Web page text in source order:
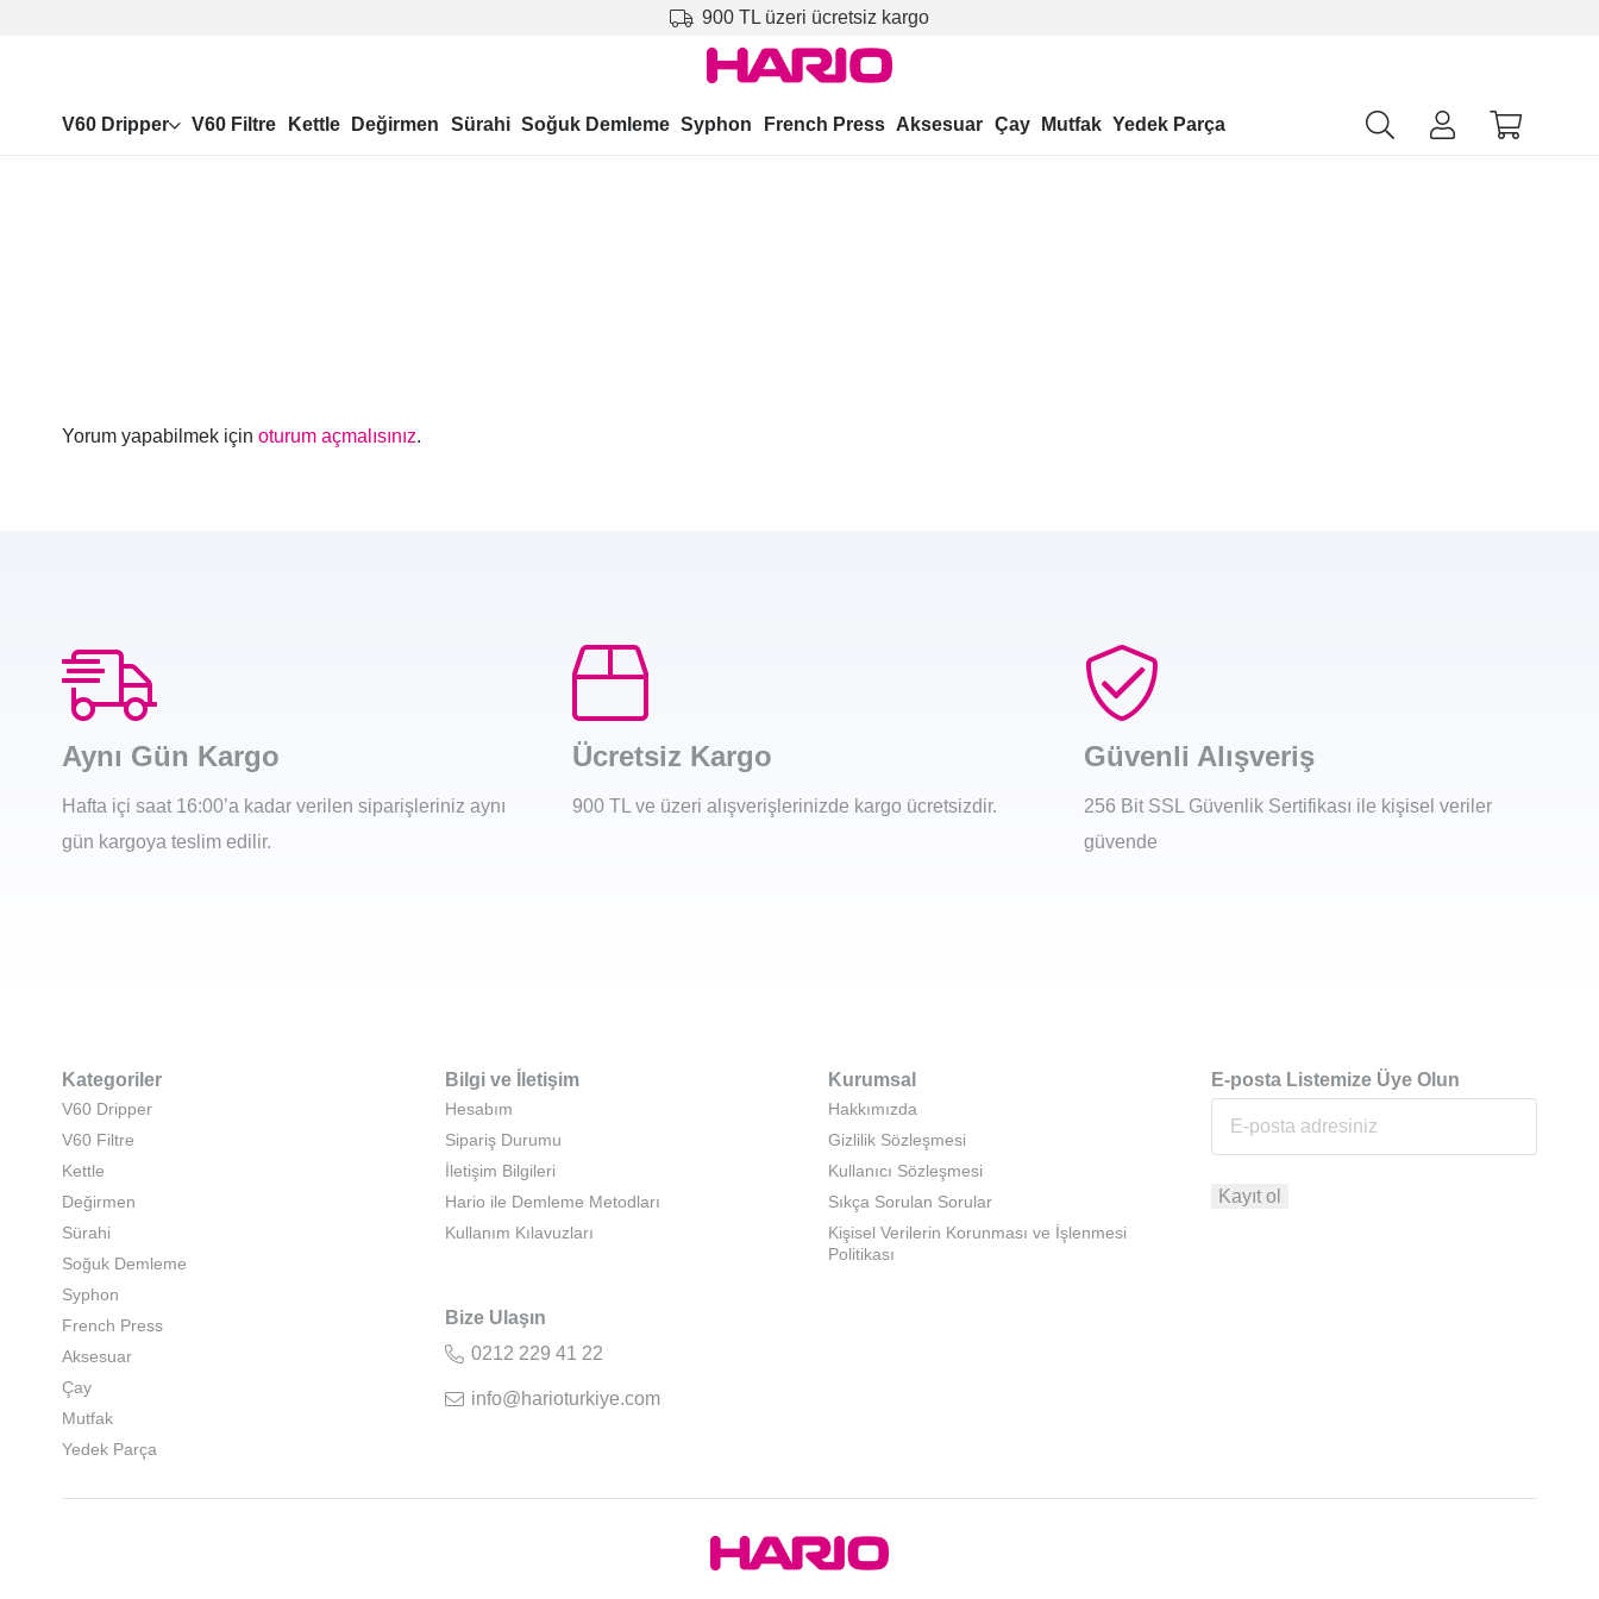
900 TL üzeri ücretsiz kargo
V60 Dripper V60 Filtre Kettle Değirmen Sürahi Soğuk Demleme Syphon French Press Aksesuar Çay Mutfak Yedek Parça
Yorum yapabilmek için oturum açmalısınız.
Aynı Gün Kargo
Hafta içi saat 16:00’a kadar verilen siparişleriniz aynı
gün kargoya teslim edilir.
Ücretsiz Kargo
900 TL ve üzeri alışverişlerinizde kargo ücretsizdir.
Güvenli Alışveriş
256 Bit SSL Güvenlik Sertifikası ile kişisel veriler
güvende
Kategoriler
V60 Dripper
V60 Filtre
Kettle
Değirmen
Sürahi
Soğuk Demleme
Syphon
French Press
Aksesuar
Çay
Mutfak
Yedek Parça
Bilgi ve İletişim
Hesabım
Sipariş Durumu
İletişim Bilgileri
Hario ile Demleme Metodları
Kullanım Kılavuzları
Bize Ulaşın
0212 229 41 22
info@harioturkiye.com
Kurumsal
Hakkımızda
Gizlilik Sözleşmesi
Kullanıcı Sözleşmesi
Sıkça Sorulan Sorular
Kişisel Verilerin Korunması ve İşlenmesi
Politikası
E-posta Listemize Üye Olun